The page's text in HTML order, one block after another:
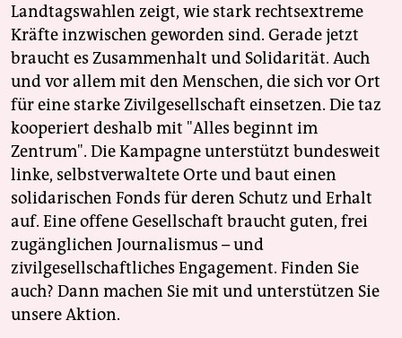
Landtagswahlen zeigt, wie stark rechtsextreme
Kräfte inzwischen geworden sind. Gerade jetzt
braucht es Zusammenhalt und Solidarität. Auch
und vor allem mit den Menschen, die sich vor Ort
für eine starke Zivilgesellschaft einsetzen. Die taz
kooperiert deshalb mit "Alles beginnt im
Zentrum". Die Kampagne unterstützt bundesweit
linke, selbstverwaltete Orte und baut einen
solidarischen Fonds für deren Schutz und Erhalt
auf. Eine offene Gesellschaft braucht guten, frei
zugänglichen Journalismus – und
zivilgesellschaftliches Engagement. Finden Sie
auch? Dann machen Sie mit und unterstützen Sie
unsere Aktion.